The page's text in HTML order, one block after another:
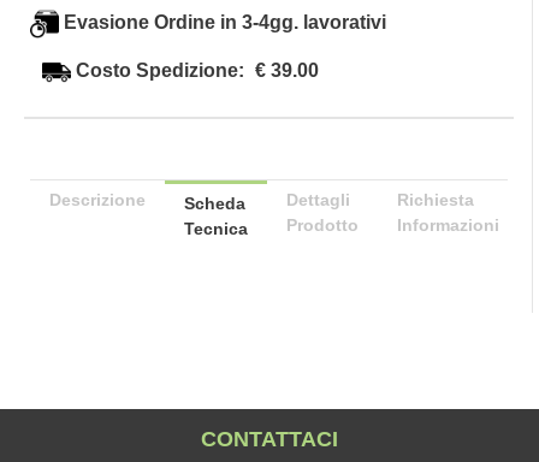
Evasione Ordine in 3-4gg. lavorativi
Costo Spedizione: € 39.00
Descrizione
Scheda
Tecnica
Dettagli
Prodotto
Richiesta
Informazioni
CONTATTACI